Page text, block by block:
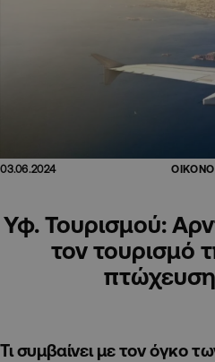
03.06.2024
Υφ. Τουρισμού:
τον τουρισμό
πτώχευση
Τι συμβαίνει με τον όγκο